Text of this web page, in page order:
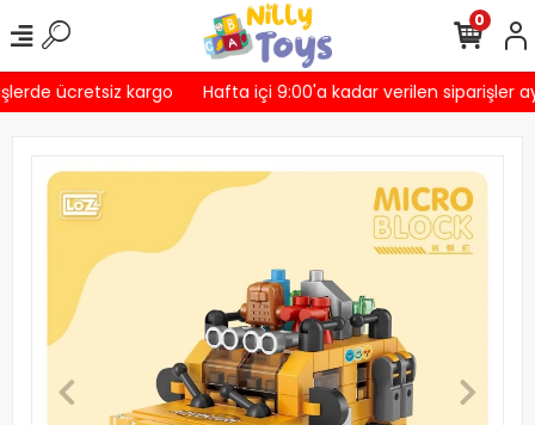
ücretsiz kargo Hafta içi 9:00'a kadar verilen siparişler
0